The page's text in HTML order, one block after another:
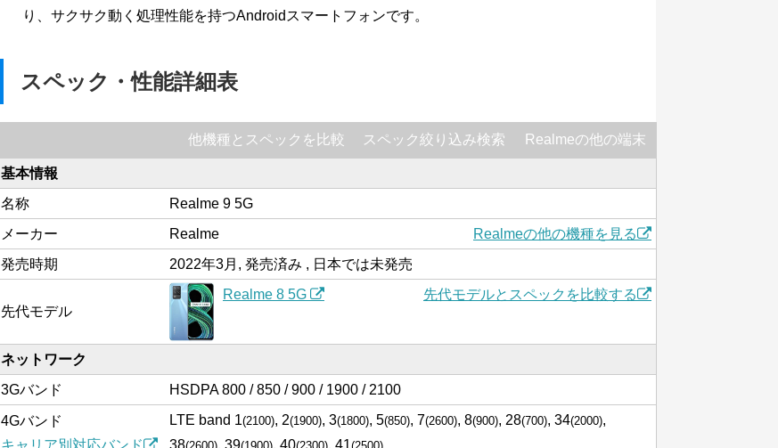
り、サクサク動く処理性能を持つAndroidスマートフォンです。
スペック・性能詳細表
Realmeの他の端末
スペック絞り込み検索
他機種とスペックを比較
基本情報
名称
Realme 9 5G
メーカー
Realme
Realmeの他の機種を見る
発売時期
2022年3月, 発売済み , 日本では未発売
先代モデル
Realme 8 5G 先代モデルとスペックを比較する
ネットワーク
3Gバンド
HSDPA 800 / 850 / 900 / 1900 / 2100
4Gバンド
キャリア別対応バンド
LTE band 1(2100), 2(1900), 3(1800), 5(850), 7(2600), 8(900), 28(700), 34(2000),
38
, 39 , 40 , 41